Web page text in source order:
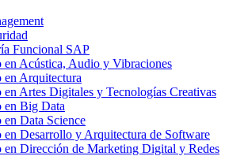
Funcional SAP
en Acústica, Audio y Vibraciones
Arquitectura
Artes Digitales y Tecnologías Creativas
en Big Data
Data Science
Desarrollo y Arquitectura de Software
en Dirección de Marketing Digital y Redes